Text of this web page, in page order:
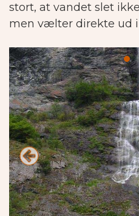
stort, at vandet slet
men vælter direkte ud i